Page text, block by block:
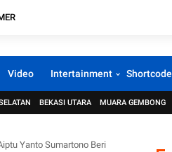
Video Intertainment Shortcode
BEKASI UTARA MUARA GEMBONG
Yanto Sumartono Beri